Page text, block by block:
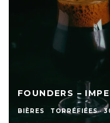
FOUNDERS –
BIÈRES TORRÉFIÉES ·